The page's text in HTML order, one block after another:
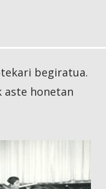
begiratua.
aste honetan